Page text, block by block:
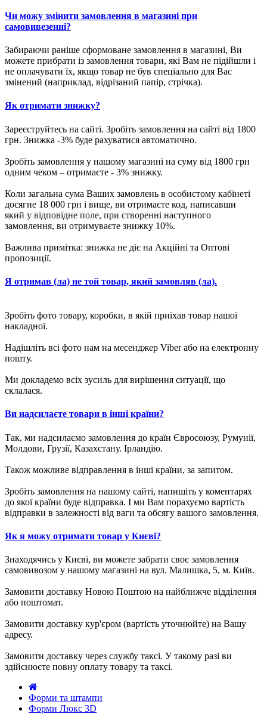
Чи можу змінити замовлення в магазині при
самовивезенні?
Забираючи раніше сформоване замовлення в магазині, Ви
можете прибрати із замовлення товари, які Вам не підійшли і
не оплачувати їх, якщо товар не був спеціально для Вас
змінений (наприклад, відрізаний папір, стрічка).
Як отримати знижку?
Зареєструйтесь на сайті. Зробіть замовлення на сайті від 1800
грн. Знижка -3% буде рахуватися автоматично.
Зробіть замовлення у нашому магазині на суму від 1800 грн
одним чеком – отримаєте - 3% знижку.
Коли загальна сума Ваших замовлень в особистому кабінеті
досягне 18 000 грн і вище, ви отримаєте код, написавши
який у відповідне поле, при створенні наступного
замовлення, ви отримуваєте знижку 10%.
Важлива примітка: знижка не діє на Акційні та Оптові
пропозиції.
Я отримав (ла) не той товар, який замовляв (ла).
Зробіть фото товару, коробки, в якій приїхав товар нашої
накладної.
Надішліть всі фото нам на месенджер Viber або на електронну
пошту.
Ми докладемо всіх зусиль для вирішення ситуації, що
склалася.
Ви надсилаєте товари в інші країни?
Так, ми надсилаємо замовлення до країн Євросоюзу, Румунії,
Молдови, Грузії, Казахстану. Ірландію.
Також можливе відправлення в інші країни, за запитом.
Зробіть замовлення на нашому сайті, напишіть у коментарях
до якої країни буде відправка. І ми Вам порахуємо вартість
відправки в залежності від ваги та обсягу вашого замовлення.
Як я можу отримати товар у Києві?
Знаходячись у Києві, ви можете забрати своє замовлення
самовивозом у нашому магазині на вул. Малишка, 5, м. Київ.
Замовити доставку Новою Поштою на найближче відділення
або поштомат.
Замовити доставку кур'єром (вартість уточнюйте) на Вашу
адресу.
Замовити доставку через службу таксі. У такому разі ви
здійснюєте повну оплату товару та таксі.
Форми та штампи
Форми Люкс 3D